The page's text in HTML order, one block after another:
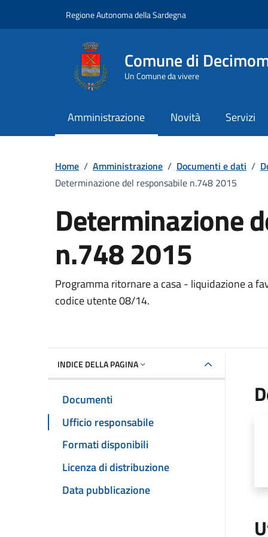
Regione Autonoma della Sardegna
Comune di
Un Comune da vivere
Amministrazione Novità Servizi
Home / Amministrazione / Documenti e dati /
Determinazione del responsabile n.748 2015
Determinazione
n.748 2015
Dettaglio del documento
Programma ritornare a casa - liquidazione a
codice utente 08/14.
INDICE DELLA PAGINA
Documenti
Ufficio responsabile
Formati disponibili
Licenza di distribuzione
Data pubblicazione